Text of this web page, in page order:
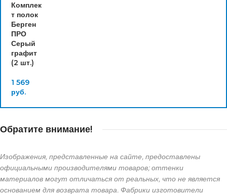
Комплек
т полок
Берген
ПРО
Серый
графит
(2 шт.)
1 569
руб.
Обратите внимание!
Изображения, представленные на сайте, предоставлены
официальными производителями товаров; оттенки
материалов могут отличаться от реальных, что не является
основанием для возврата товара. Фабрики изготовители